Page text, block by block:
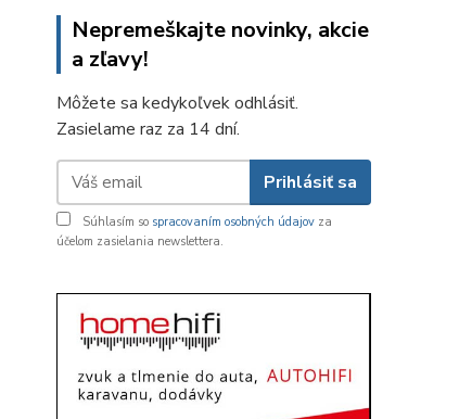
Nepremeškajte novinky, akcie
a zľavy!
Môžete sa kedykoľvek odhlásiť.
Zasielame raz za 14 dní.
Prihlásiť sa
Súhlasím so spracovaním osobných údajov za
účelom zasielania newslettera.